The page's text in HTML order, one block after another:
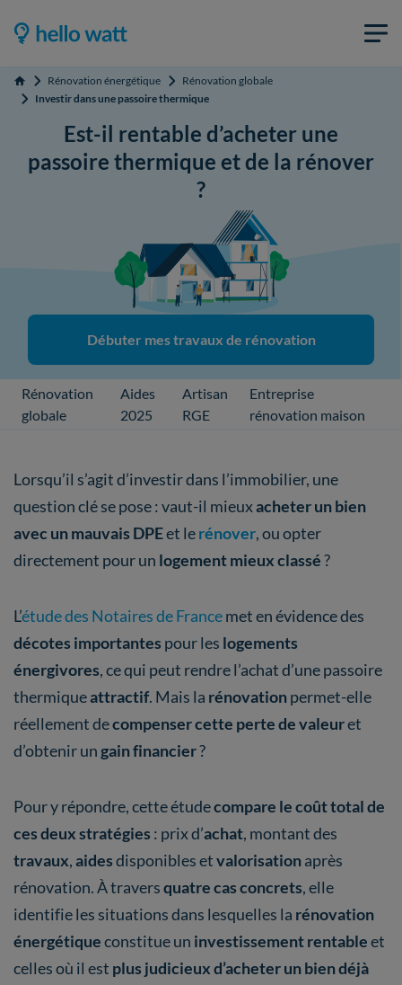
Accueil Rénovation énergétique
Rénovation globale
Investir dans une passoire thermique
Est-il rentable d’acheter une
passoire thermique et de la rénover
?
Débuter mes travaux de rénovation
Rénovation
globale
Aides
2025
Artisan
RGE
Entreprise
rénovation maison
Lorsqu’il s’agit d’investir dans l’immobilier, une
question clé se pose : vaut-il mieuxacheter un bien
avec un mauvais DPEet lerénover, ou opter
directement pour un logement mieux classé?
L’étude des Notaires de Francemet en évidence des
décotes importantes pour les logements
énergivores, ce qui peut rendre l’achat d’une passoire
thermiqueattractif. Mais la rénovationpermet-elle
réellement decompenser cette perte de valeuret
d’obtenir ungain financier?
Pour y répondre, cette étudecompare le coût total de
ces deux stratégies : prix d’achat, montant des
travaux,aidesdisponibles etvalorisationaprès
rénovation. À traversquatre cas concrets, elle
identifie les situations dans lesquelles la rénovation
énergétiqueconstitue un investissement rentableet
celles où il est plus judicieux d’acheter un bien déjà